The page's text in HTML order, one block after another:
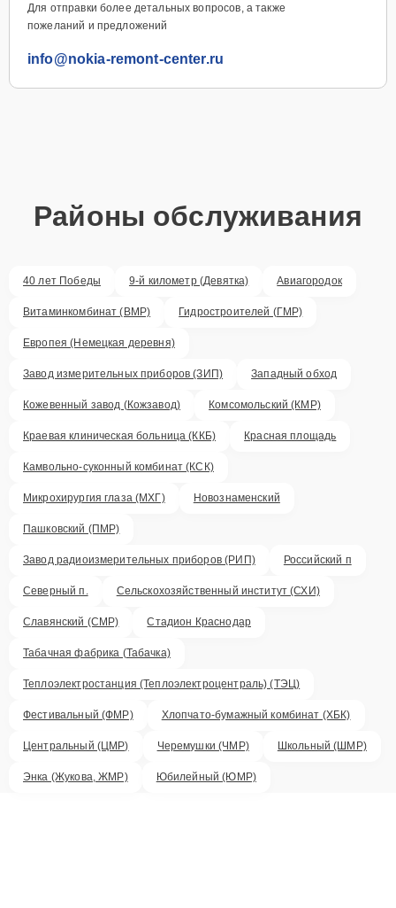
Для отправки более детальных вопросов, а также
пожеланий и предложений
info@nokia-remont-center.ru
Районы обслуживания
40 лет Победы 9-й километр (Девятка) Авиагородок
Витаминкомбинат (ВМР) Гидростроителей (ГМР)
Европея (Немецкая деревня)
Завод измерительных приборов (ЗИП) Западный обход
Кожевенный завод (Кожзавод) Комсомольский (КМР)
Краевая клиническая больница (ККБ) Красная площадь
Камвольно-суконный комбинат (КСК)
Микрохирургия глаза (МХГ) Новознаменский
Пашковский (ПМР)
Завод радиоизмерительных приборов (РИП) Российский п
Северный п. Сельскохозяйственный институт (СХИ)
Славянский (СМР) Стадион Краснодар
Табачная фабрика (Табачка)
Теплоэлектростанция (Теплоэлектроцентраль) (ТЭЦ)
Фестивальный (ФМР) Хлопчато-бумажный комбинат (ХБК)
Центральный (ЦМР) Черемушки (ЧМР) Школьный (ШМР)
Энка (Жукова, ЖМР) Юбилейный (ЮМР)